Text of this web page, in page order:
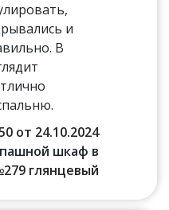
и
В
от 24.10.2024
шкаф в
глянцевый